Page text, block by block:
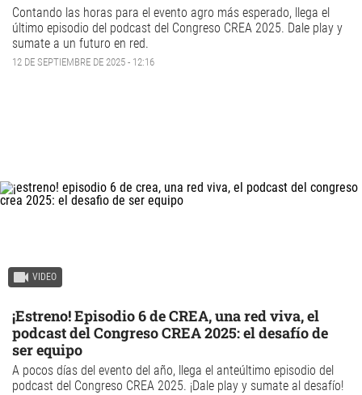
Contando las horas para el evento agro más esperado, llega el
último episodio del podcast del Congreso CREA 2025. Dale play y
sumate a un futuro en red.
12 DE SEPTIEMBRE DE 2025 - 12:16
VIDEO
¡Estreno! Episodio 6 de CREA, una red viva, el
podcast del Congreso CREA 2025: el desafío de
ser equipo
A pocos días del evento del año, llega el anteúltimo episodio del
podcast del Congreso CREA 2025. ¡Dale play y sumate al desafío!